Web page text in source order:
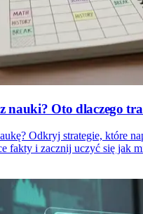
nauki? Oto dlaczego
Odkryj strategie, które
fakty i zacznij uczyć się jak